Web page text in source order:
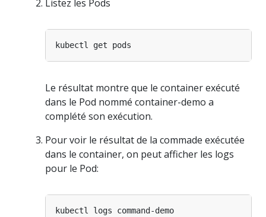
Listez les Pods
Le résultat montre que le container exécuté
dans le Pod nommé container-demo a
complété son exécution.
Pour voir le résultat de la commade exécutée
dans le container, on peut afficher les logs
pour le Pod: